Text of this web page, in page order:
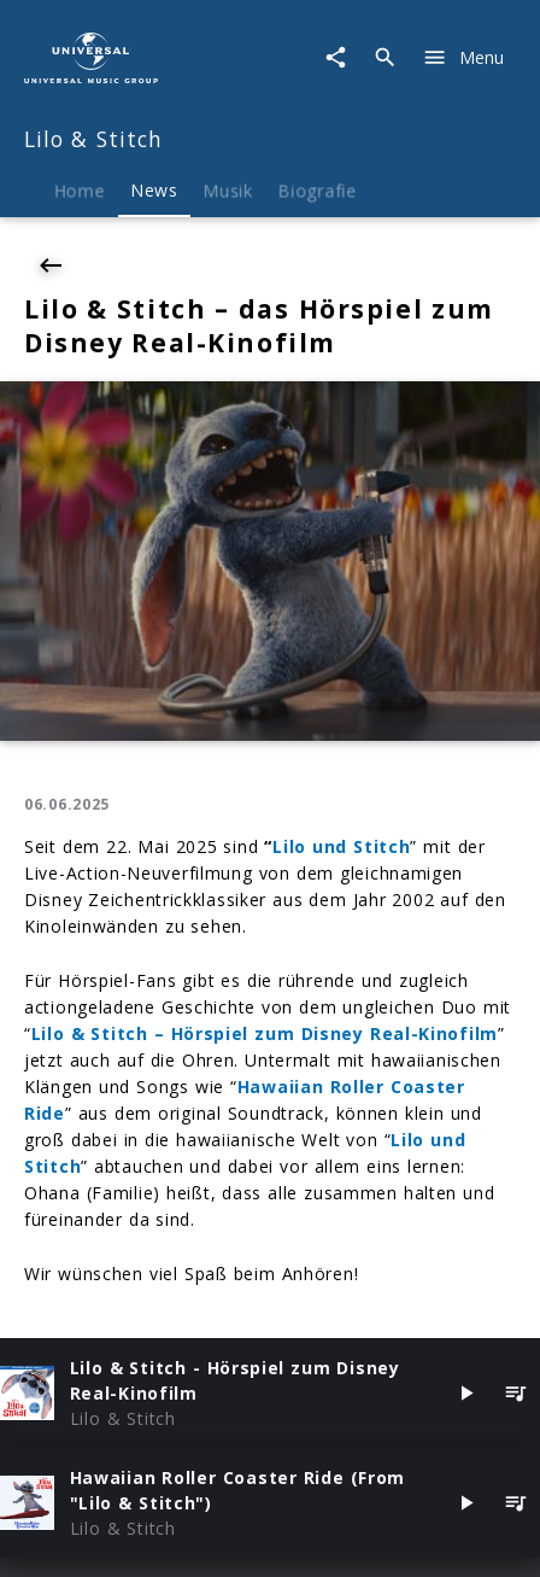
Stitch
zum
Disney
Kinofilm
Menu
Lilo & Stitch
Home News Musik Biografie
Lilo & Stitch – das Hörspiel zum
Disney Real-Kinofilm
06.06.2025
Seit dem 22. Mai 2025 sind“Lilo und Stitch” mit der
Live-Action-Neuverfilmung von dem gleichnamigen
Disney Zeichentrickklassiker aus dem Jahr 2002 auf den
Kinoleinwänden zu sehen.
Für Hörspiel-Fans gibt es die rührende und zugleich
actiongeladene Geschichte von dem ungleichen Duo mit
“Lilo & Stitch – Hörspiel zum Disney Real-Kinofilm”
jetzt auch auf die Ohren. Untermalt mit hawaiianischen
Klängen und Songs wie “Hawaiian Roller Coaster
Ride” aus dem original Soundtrack, können klein und
groß dabei in die hawaiianische Welt von “Lilo und
Stitch” abtauchen und dabei vor allem eins lernen:
Ohana (Familie) heißt, dass alle zusammen halten und
füreinander da sind.
Wir wünschen viel Spaß beim Anhören!
Lilo & Stitch - Hörspiel zum Disney
Real-Kinofilm
Lilo & Stitch
Hawaiian Roller Coaster Ride (From
"Lilo & Stitch")
Lilo & Stitch